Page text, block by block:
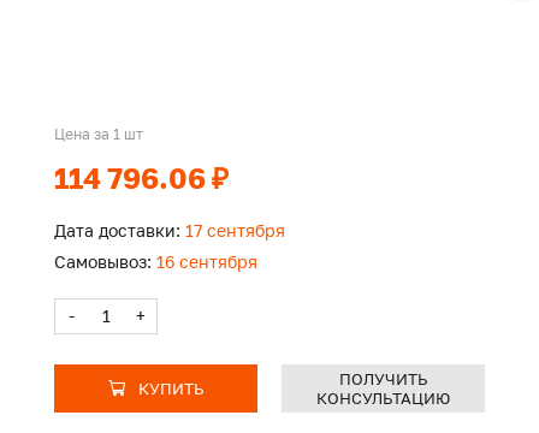
Цена за 1 шт
114 796.06 ₽
Дата доставки: 17 сентября
Самовывоз: 16 сентября
- +
КУПИТЬ
ПОЛУЧИТЬ
КОНСУЛЬТАЦИЮ